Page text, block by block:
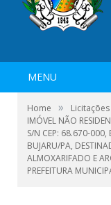
MENU
Home » Licitações
IMÓVEL NÃO
S/N CEP: 68.670-000,
BUJARU/PA,
ALMOXARIFADO E
PREFEITURA